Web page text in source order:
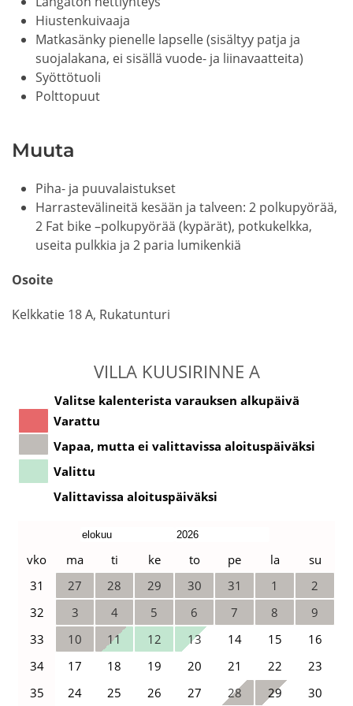
Hiustenkuivaaja
Matkasänky pienelle lapselle (sisältyy patja ja
suojalakana, ei sisällä vuode- ja liinavaatteita)
Syöttötuoli
Polttopuut
Muuta
Piha- ja puuvalaistukset
Harrastevälineitä kesään ja talveen: 2 polkupyörää,
2 Fat bike –polkupyörää (kypärät), potkukelkka,
useita pulkkia ja 2 paria lumikenkiä
Osoite
Kelkkatie 18 A, Rukatunturi